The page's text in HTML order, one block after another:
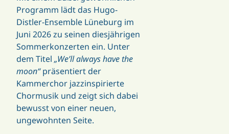
Programm lädt das Hugo-
Distler-Ensemble Lüneburg im
Juni 2026 zu seinen diesjährigen
Sommerkonzerten ein. Unter
dem Titel „We’ll always have the
moon“präsentiert der
Kammerchor jazzinspirierte
Chormusik und zeigt sich dabei
bewusst von einer neuen,
ungewohnten Seite.